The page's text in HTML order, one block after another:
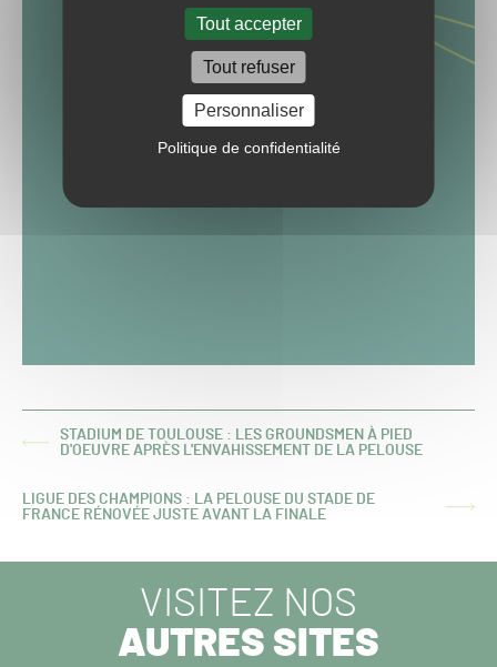
Tout accepter
Tout refuser
Personnaliser
Politique de confidentialité
ARTICLE
STADIUM DE TOULOUSE : LES GROUNDSMEN À PIED
D'OEUVRE APRÈS L'ENVAHISSEMENT DE LA PELOUSE
ARTICLE
LIGUE DES CHAMPIONS : LA PELOUSE DU STADE DE
FRANCE RÉNOVÉE JUSTE AVANT LA FINALE
VISITEZ NOS
AUTRES SITES